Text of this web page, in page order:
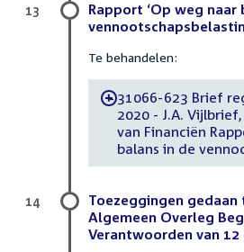
Rapport ‘Op weg naar
Te behandelen:
-31066-623 Brief
2020 - J.A.
van Financiën
balans in de
13
Toezeggingen gedaan
Algemeen Overleg
Verantwoorden van 12
14